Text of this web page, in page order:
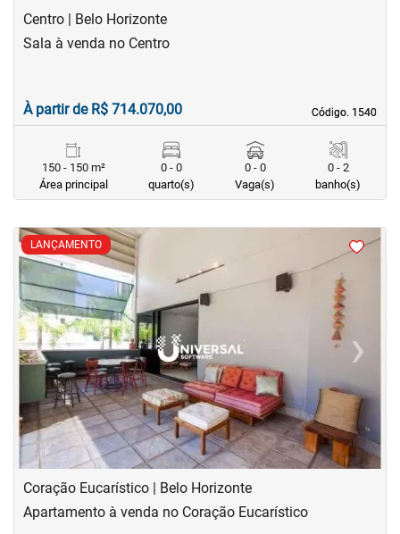
Centro | Belo Horizonte
Código. 1540
Código. 1540
Sala à venda no Centro
À partir de R$ 714.070,00
150 - 150 m²
Área principal
0 - 0
quarto(s)
0 - 0
Vaga(s)
0 - 2
banho(s)
LANÇAMENTO
<<<<
‹Previous ›Next
Coração Eucarístico | Belo Horizonte
Apartamento à venda no Coração Eucarístico